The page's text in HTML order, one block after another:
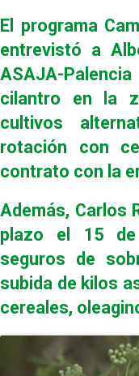
El programa
entrevistó a
ASAJA-
cilantro en la
cultivos
rotación con
contrato con la
Además, Carlos
plazo el 15
seguros de
subida de kilos
cereales,